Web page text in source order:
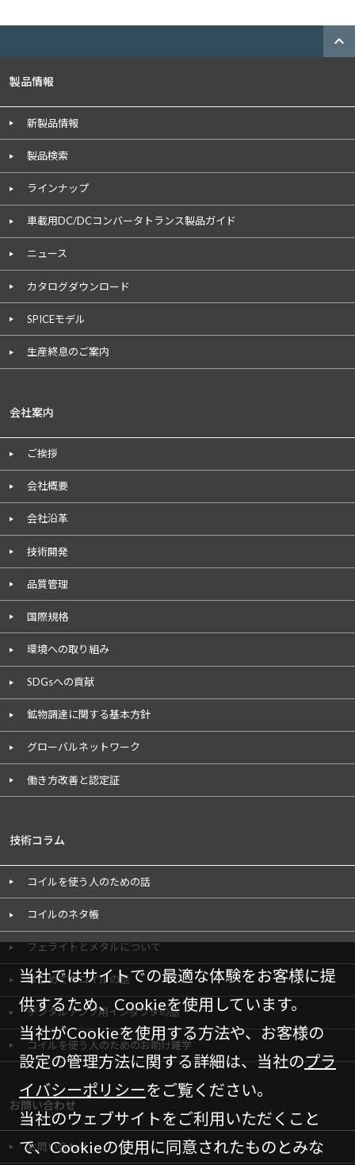
当社ではサイトでの最適な体験をお客様に提
供するため、Cookieを使用しています。
当社がCookieを使用する方法や、お客様の
設定の管理方法に関する詳細は、当社のプラ
イバシーポリシーをご覧ください。
当社のウェブサイトをご利用いただくこと
で、Cookieの使用に同意されたものとみな
expand_less
製品情報
新製品情報
製品検索
ラインナップ
車載用DC/DCコンバータトランス製品ガイド
ニュース
カタログダウンロード
SPICEモデル
生産終息のご案内
会社案内
ご挨拶
会社概要
会社沿革
技術開発
品質管理
国際規格
環境への取り組み
SDGsへの貢献
鉱物調達に関する基本方針
グローバルネットワーク
働き方改善と認定証
技術コラム
コイルを使う人のための話
コイルのネタ帳
フェライトとメタルについて
はじめてのコイルの話
デジタルアンプ用インダクタの話
コイルを使う人のためのお助け雑学
お問い合わせ
お問い合わせ